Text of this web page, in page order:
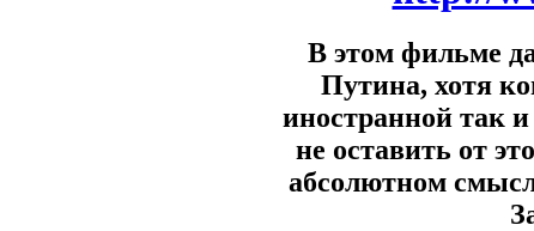
В этом фильме
Путина, хотя
иностранной так
не оставить от
абсолютном